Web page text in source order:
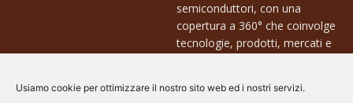
Usiamo cookie per ottimizzare il nostro sito web ed i nostri servizi.
semiconduttori, con una
copertura a 360° che coinvolge
tecnologie, prodotti, mercati e
Contatti: